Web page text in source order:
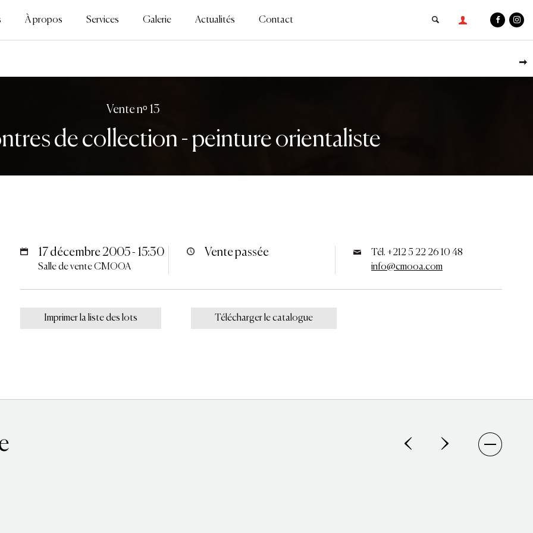
À propos Services Galerie Actualités Contact
Vente nᵒ 13
de collection - peinture orientaliste
17 décembre 2005 - 15:30
Salle de vente CMOOA
Vente passée
Tél. +212 5 22 26 10 48
info@cmooa.com
Imprimer la liste des lots Télécharger le catalogue